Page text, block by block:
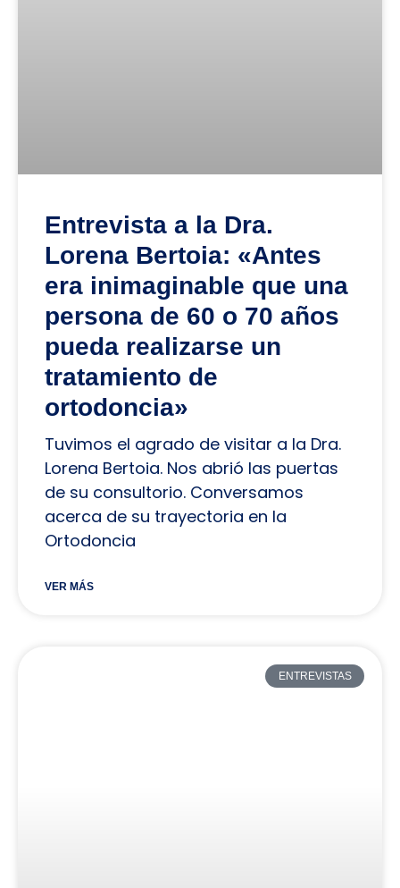
Entrevista a la Dra.
Lorena Bertoia: «Antes
era inimaginable que una
persona de 60 o 70 años
pueda realizarse un
tratamiento de
ortodoncia»
Tuvimos el agrado de visitar a la Dra.
Lorena Bertoia. Nos abrió las puertas
de su consultorio. Conversamos
acerca de su trayectoria en la
Ortodoncia
VER MÁS
ENTREVISTAS